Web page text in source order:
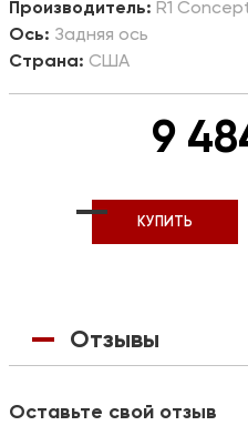
Производитель: R1
Ось: Задняя ось
Страна: США
9
КУПИТЬ
Отзывы
Оставьте свой отзыв